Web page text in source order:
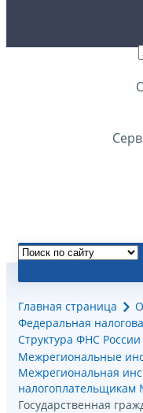
Главная страница
Федеральная
Структура ФНС России
Межрегиональные
Межрегиональная
налогоплательщикам
Государственная